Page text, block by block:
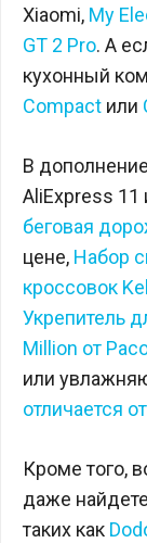
Xiaomi, My
GT 2 Pro. А
кухонный
Compact или
В
AliExpress 11
беговая
цене, Набор
кроссовок
Укрепитель
Million от
или
отличается
Кроме того,
даже
таких как